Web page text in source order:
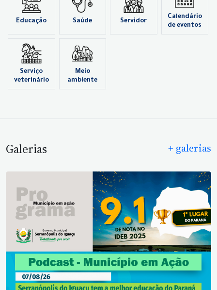
Educação Saúde Servidor
Calendário
de eventos
Serviço
veterinário
Meio
ambiente
Galerias + galerias